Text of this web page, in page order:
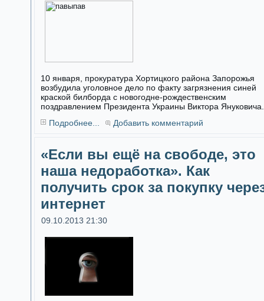
10 января, прокуратура Хортицкого района Запорожья
возбудила уголовное дело по факту загрязнения синей
краской билборда с новогодне-рождественским
поздравлением Президента Украины Виктора Януковича.
Подробнее...
Добавить комментарий
«Если вы ещё на свободе, это
наша недоработка». Как
получить срок за покупку
интернет
09.10.2013 21:30